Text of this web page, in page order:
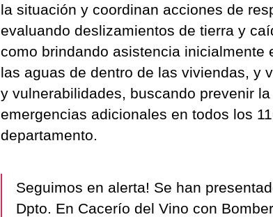
la situación y coordinan acciones de
evaluando deslizamientos de tierra y
como brindando asistencia inicialmente
las aguas de dentro de las viviendas, y
y vulnerabilidades, buscando prevenir
emergencias adicionales en todos los
departamento.
Seguimos en alerta! Se han
Dpto. En Cacerío del Vino con